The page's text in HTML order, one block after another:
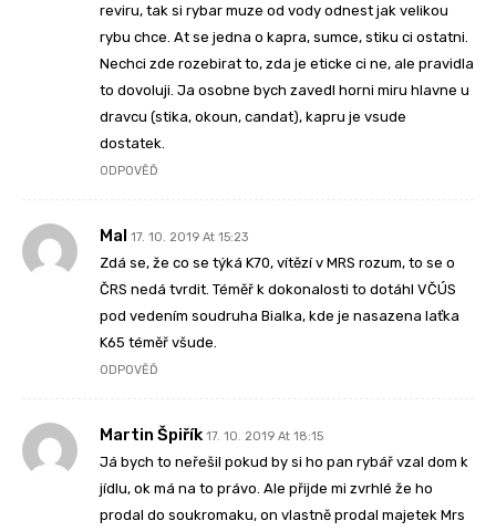
reviru, tak si rybar muze od vody odnest jak velikou
rybu chce. At se jedna o kapra, sumce, stiku ci ostatni.
Nechci zde rozebirat to, zda je eticke ci ne, ale pravidla
to dovoluji. Ja osobne bych zavedl horni miru hlavne u
dravcu (stika, okoun, candat), kapru je vsude
dostatek.
ODPOVĚĎ
Mal 17. 10. 2019 At 15:23
Zdá se, že co se týká K70, vítězí v MRS rozum, to se o
ČRS nedá tvrdit. Téměř k dokonalosti to dotáhl VČÚS
pod vedením soudruha Bialka, kde je nasazena laťka
K65 téměř všude.
ODPOVĚĎ
Martin Špiřík 17. 10. 2019 At 18:15
Já bych to neřešil pokud by si ho pan rybář vzal dom k
jídlu, ok má na to právo. Ale přijde mi zvrhlé že ho
prodal do soukromaku, on vlastně prodal majetek Mrs